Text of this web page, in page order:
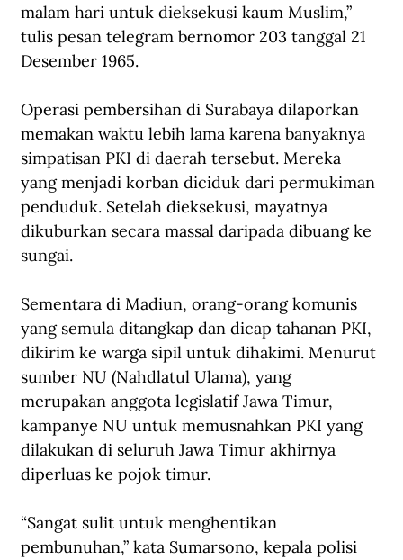
malam hari untuk dieksekusi kaum Muslim,”
tulis pesan telegram bernomor 203 tanggal 21
Desember 1965.
Operasi pembersihan di Surabaya dilaporkan
memakan waktu lebih lama karena banyaknya
simpatisan PKI di daerah tersebut. Mereka
yang menjadi korban diciduk dari permukiman
penduduk. Setelah dieksekusi, mayatnya
dikuburkan secara massal daripada dibuang ke
sungai.
Sementara di Madiun, orang-orang komunis
yang semula ditangkap dan dicap tahanan PKI,
dikirim ke warga sipil untuk dihakimi. Menurut
sumber NU (Nahdlatul Ulama), yang
merupakan anggota legislatif Jawa Timur,
kampanye NU untuk memusnahkan PKI yang
dilakukan di seluruh Jawa Timur akhirnya
diperluas ke pojok timur.
“Sangat sulit untuk menghentikan
pembunuhan,” kata Sumarsono, kepala polisi